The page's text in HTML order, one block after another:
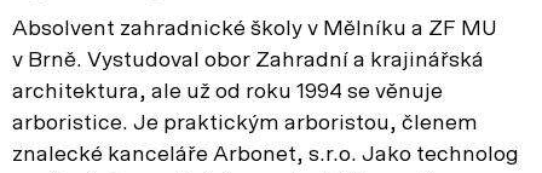
Absolvent zahradnické školy v Mělníku a ZF MU
v Brně. Vystudoval obor Zahradní a krajinářská
architektura, ale už od roku 1994 se věnuje
arboristice. Je praktickým arboristou, členem
znalecké kanceláře Arbonet, s.r.o. Jako technolog